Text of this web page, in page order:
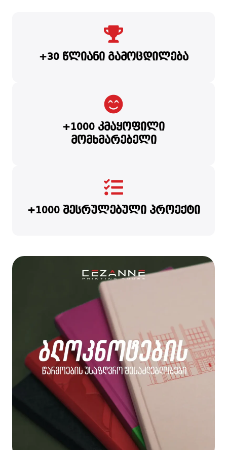
+30 წლიანი გამოცდილება
+1000 კმაყოფილი
მომხმარებელი
+1000 შესრულებული პროექტი